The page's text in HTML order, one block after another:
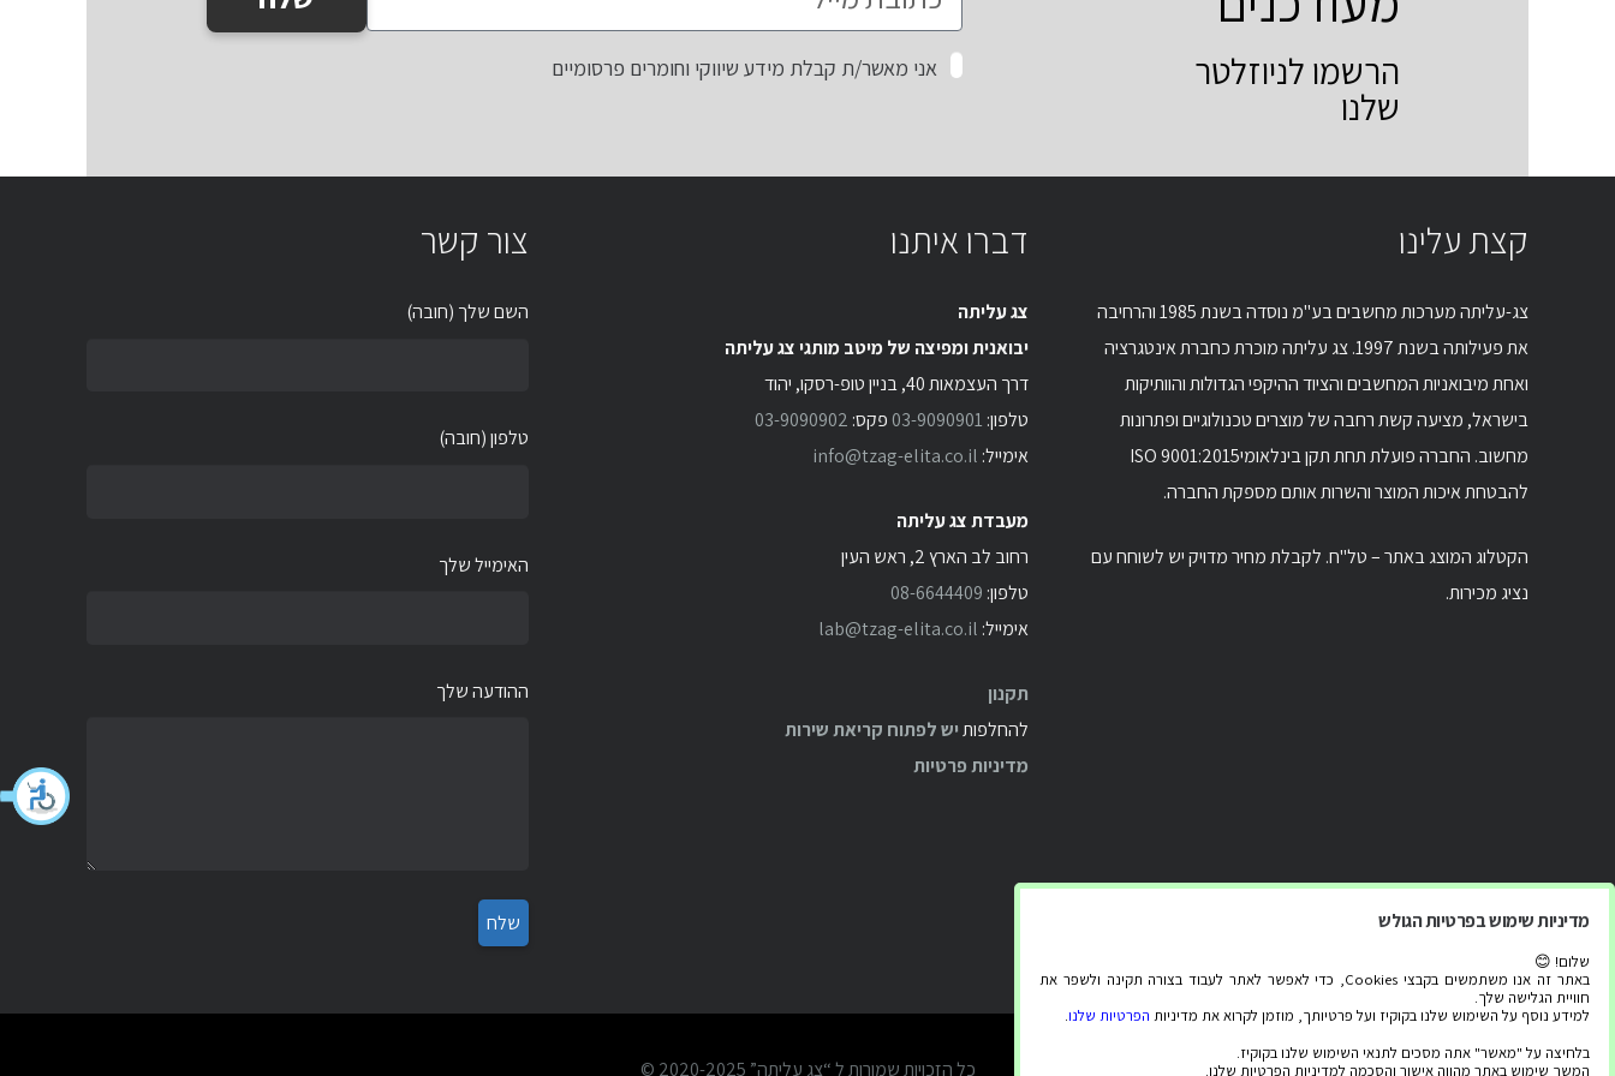
הרשמו לניוזלטר
שלנו
אני מאשר/ת קבלת מידע שיווקי וחומרים פרסומיים
קצת עלינו
צג-עליתה מערכות מחשבים בע"מ נוסדה בשנת 1985 והרחיבה
את פעילותה בשנת 1997. צג עליתה מוכרת כחברת אינטגרציה
ואחת מיבואניות המחשבים והציוד ההיקפי הגדולות והוותיקות
בישראל, מציעה קשת רחבה של מוצרים טכנולוגיים ופתרונות
מחשוב. החברה פועלת תחת תקן בינלאומיISO 9001:2015
להבטחת איכות המוצר והשרות אותם מספקת החברה.
הקטלוג המוצג באתר – טל"ח. לקבלת מחיר מדויק יש לשוחח עם
נציג מכירות.
דברו איתנו
צג עליתה
יבואנית ומפיצה של מיטב מותגי צג עליתה
דרך העצמאות 40, בניין טופ-רסקו, יהוד
טלפון: 03-9090901 פקס: 03-9090902
אימייל: info@tzag-elita.co.il
מעבדת צג עליתה
רחוב לב הארץ 2, ראש העין
טלפון: 08-6644409
אימייל: lab@tzag-elita.co.il
תקנון
להחלפותיש לפתוח קריאת שירות
מדיניות פרטיות
צור קשר
השם שלך (חובה)
טלפון (חובה)
האימייל שלך
ההודעה שלך
כל הזכויות שמורות ל “צג עליתה” 2020-2025 ©
מדיניות שימוש בפרטיות הגולש
שלום! 😊
באתר זה אנו משתמשים בקבצי Cookies, כדי לאפשר לאתר לעבוד בצורה תקינה ולשפר את
חוויית הגלישה שלך.
למידע נוסף על השימוש שלנו בקוקיז ועל פרטיותך, מוזמן לקרוא את מדיניות הפרטיות שלנו.
בלחיצה על "מאשר" אתה מסכים לתנאי השימוש שלנו בקוקיז.
המשך שימוש באתר מהווה אישור והסכמה למדיניות הפרטיות שלנו.